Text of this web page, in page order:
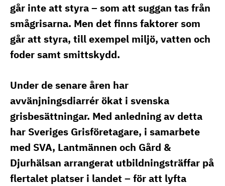
går inte att styra – som att suggan tas från
smågrisarna. Men det finns faktorer som
går att styra, till exempel miljö, vatten och
foder samt smittskydd.
Under de senare åren har
avvänjningsdiarrér ökat i svenska
grisbesättningar. Med anledning av detta
har Sveriges Grisföretagare, i samarbete
med SVA, Lantmännen och Gård &
Djurhälsan arrangerat utbildningsträffar på
flertalet platser i landet – för att lyfta